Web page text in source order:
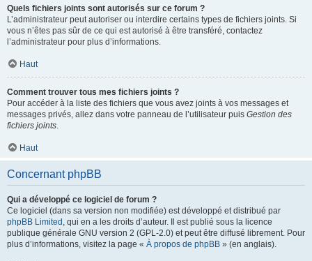
Quels fichiers joints sont autorisés sur ce forum ?
L’administrateur peut autoriser ou interdire certains types de fichiers joints. Si
vous n’êtes pas sûr de ce qui est autorisé à être transféré, contactez
l’administrateur pour plus d’informations.
Haut
Comment trouver tous mes fichiers joints ?
Pour accéder à la liste des fichiers que vous avez joints à vos messages et
messages privés, allez dans votre panneau de l’utilisateur puis Gestion des
fichiers joints.
Haut
Concernant phpBB
Qui a développé ce logiciel de forum ?
Ce logiciel (dans sa version non modifiée) est développé et distribué par
phpBB Limited , qui en a les droits d’auteur. Il est publié sous la licence
publique générale GNU version 2 (GPL-2.0) et peut être diffusé librement. Pour
plus d’informations, visitez la page « À propos de phpBB » (en anglais).